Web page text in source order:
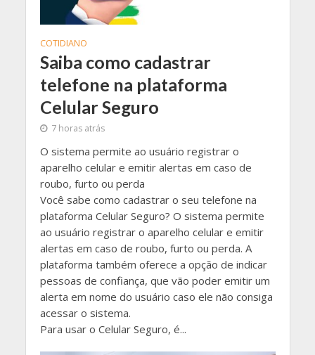
COTIDIANO
Saiba como cadastrar
telefone na plataforma
Celular Seguro
7 horas atrás
O sistema permite ao usuário registrar o
aparelho celular e emitir alertas em caso de
roubo, furto ou perda
Você sabe como cadastrar o seu telefone na
plataforma Celular Seguro? O sistema permite
ao usuário registrar o aparelho celular e emitir
alertas em caso de roubo, furto ou perda. A
plataforma também oferece a opção de indicar
pessoas de confiança, que vão poder emitir um
alerta em nome do usuário caso ele não consiga
acessar o sistema.
Para usar o Celular Seguro, é...